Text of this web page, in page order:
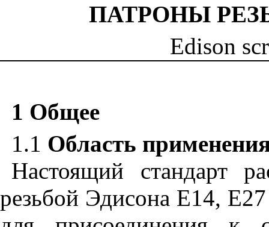
ПАТРОНЫ
Edison
1 Общее
1.1 Область
Настоящий стандарт
резьбой Эдисона Е14,